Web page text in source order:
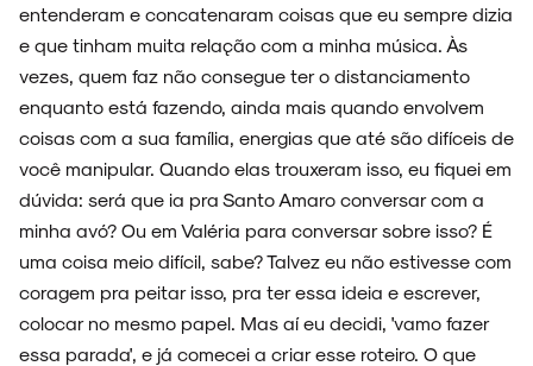
entenderam e concatenaram coisas que eu sempre dizia
e que tinham muita relação com a minha música. Às
vezes, quem faz não consegue ter o distanciamento
enquanto está fazendo, ainda mais quando envolvem
coisas com a sua família, energias que até são difíceis de
você manipular. Quando elas trouxeram isso, eu fiquei em
dúvida: será que ia pra Santo Amaro conversar com a
minha avó? Ou em Valéria para conversar sobre isso? É
uma coisa meio difícil, sabe? Talvez eu não estivesse com
coragem pra peitar isso, pra ter essa ideia e escrever,
colocar no mesmo papel. Mas aí eu decidi, 'vamo fazer
essa parada', e já comecei a criar esse roteiro. O que